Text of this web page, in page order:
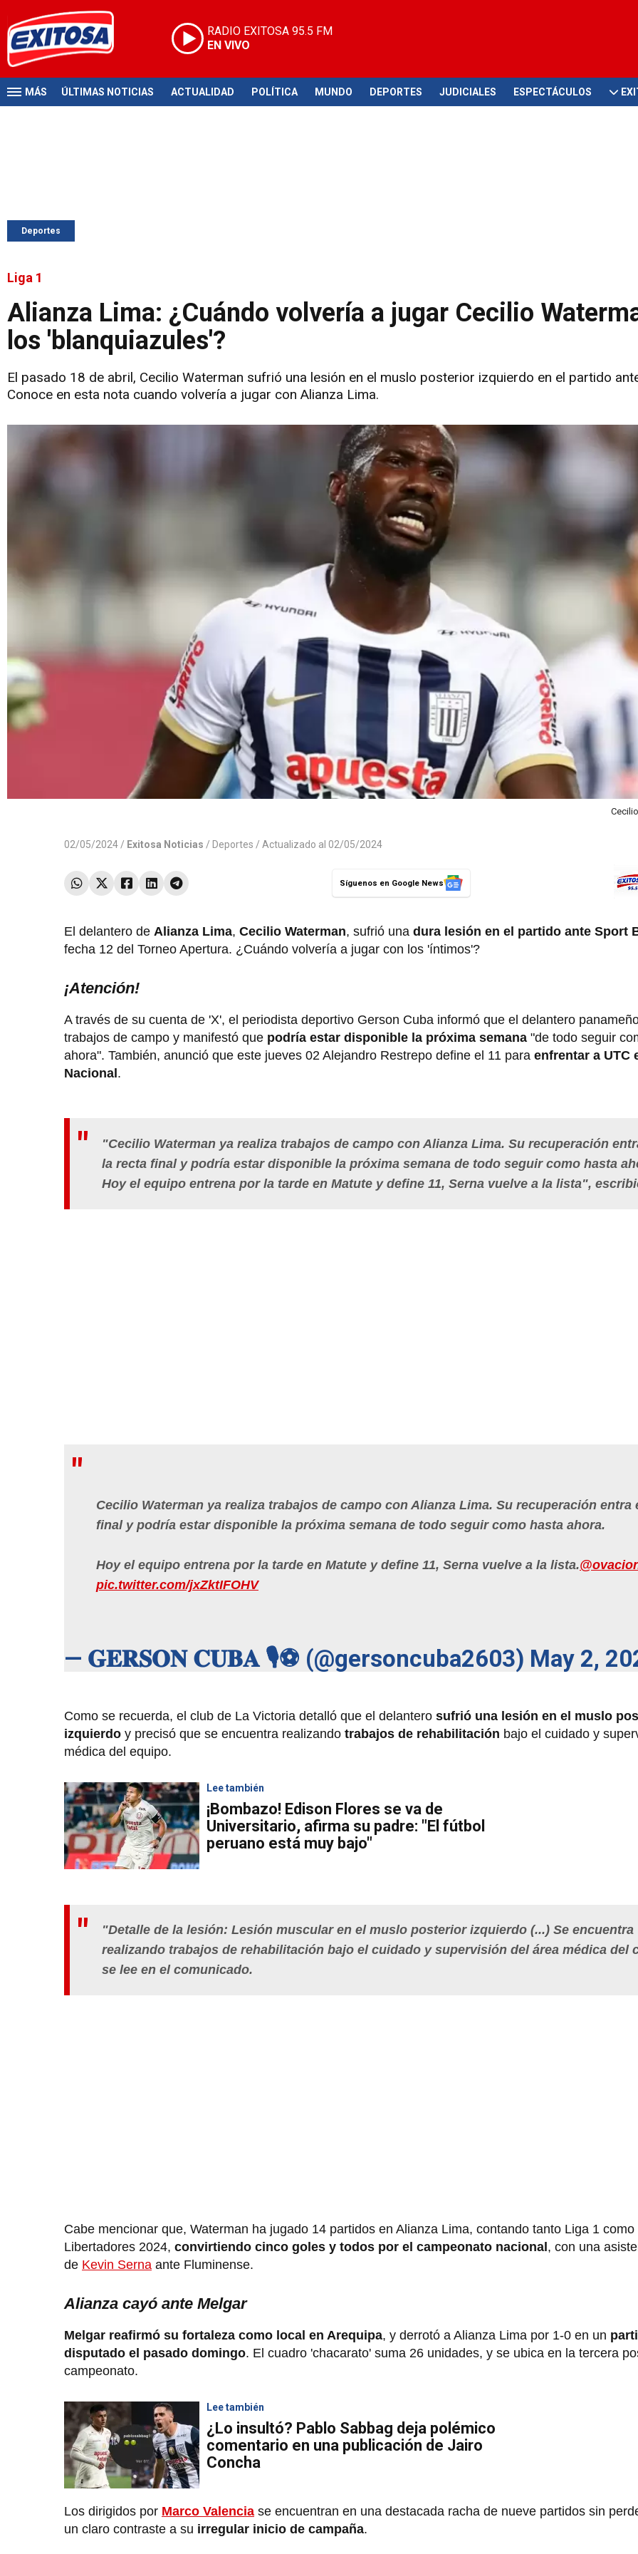
RADIO EXITOSA 95.5 FM
EN VIVO
MÁS ÚLTIMAS NOTICIAS ACTUALIDAD POLÍTICA MUNDO DEPORTES JUDICIALES ESPECTÁCULOS
Deportes
Liga 1
Alianza Lima: ¿Cuándo volvería a jugar Cecilio
los 'blanquiazules'?
El pasado 18 de abril, Cecilio Waterman sufrió una lesión en el muslo posterior izquierdo en el partido
Conoce en esta nota cuando volvería a jugar con Alianza Lima.
02/05/2024 / Exitosa Noticias / Deportes / Actualizado al 02/05/2024
Síguenos en Google News
El delantero de Alianza Lima, Cecilio Waterman, sufrió una dura lesión en el partido ante Sport
fecha 12 del Torneo Apertura. ¿Cuándo volvería a jugar con los 'íntimos'?
¡Atención!
A través de su cuenta de 'X', el periodista deportivo Gerson Cuba informó que el delantero
trabajos de campo y manifestó que podría estar disponible la próxima semana "de todo seguir
ahora". También, anunció que este jueves 02 Alejandro Restrepo define el 11 para enfrentar a UTC
Nacional .
"Cecilio Waterman ya realiza trabajos de campo con Alianza Lima. Su recuperación
la recta final y podría estar disponible la próxima semana de todo seguir como hasta
Hoy el equipo entrena por la tarde en Matute y define 11, Serna vuelve a la lista",
Cecilio Waterman ya realiza trabajos de campo con Alianza Lima. Su recuperación entra
final y podría estar disponible la próxima semana de todo seguir como hasta ahora.
Hoy el equipo entrena por la tarde en Matute y define 11, Serna vuelve a la lista.
pic.twitter.com/jxZktIFOHV
— 𝐆𝐄𝐑𝐒𝐎𝐍 𝐂𝐔𝐁𝐀 🎙⚽️ (@gersoncuba2603) May 2,
Como se recuerda, el club de La Victoria detalló que el delantero sufrió una lesión en el muslo
izquierdo y precisó que se encuentra realizando trabajos de rehabilitación bajo el cuidado y
médica del equipo.
Lee también
¡Bombazo! Edison Flores se va de
Universitario, afirma su padre: "El fútbol
peruano está muy bajo"
"Detalle de la lesión: Lesión muscular en el muslo posterior izquierdo (...) Se encuentra
realizando trabajos de rehabilitación bajo el cuidado y supervisión del área médica del
se lee en el comunicado.
Cabe mencionar que, Waterman ha jugado 14 partidos en Alianza Lima, contando tanto Liga 1 como
Libertadores 2024, convirtiendo cinco goles y todos por el campeonato nacional , con una
de Kevin Serna ante Fluminense.
Alianza cayó ante Melgar
Melgar reafirmó su fortaleza como local en Arequipa, y derrotó a Alianza Lima por 1-0 en un
disputado el pasado domingo. El cuadro 'chacarato' suma 26 unidades, y se ubica en la tercera
campeonato.
Lee también
¿Lo insultó? Pablo Sabbag deja polémico
comentario en una publicación de Jairo
Concha
Los dirigidos por Marco Valencia se encuentran en una destacada racha de nueve partidos sin
un claro contraste a su irregular inicio de campaña.